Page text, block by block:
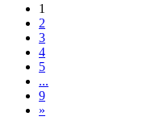
1
2
3
4
5
...
9
»